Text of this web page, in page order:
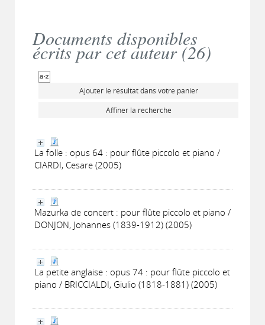
Documents disponibles
écrits par cet auteur (26)
Ajouter le résultat dans votre panier
Affiner la recherche
La folle : opus 64 : pour flûte piccolo et piano /
CIARDI, Cesare (2005)
Mazurka de concert : pour flûte piccolo et piano /
DONJON, Johannes (1839-1912) (2005)
La petite anglaise : opus 74 : pour flûte piccolo et
piano / BRICCIALDI, Giulio (1818-1881) (2005)